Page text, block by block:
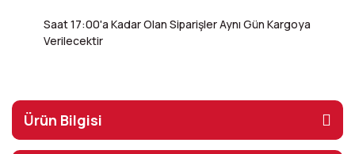
Saat 17:00'a Kadar Olan Siparişler Aynı Gün Kargoya
Verilecektir
Ürün Bilgisi